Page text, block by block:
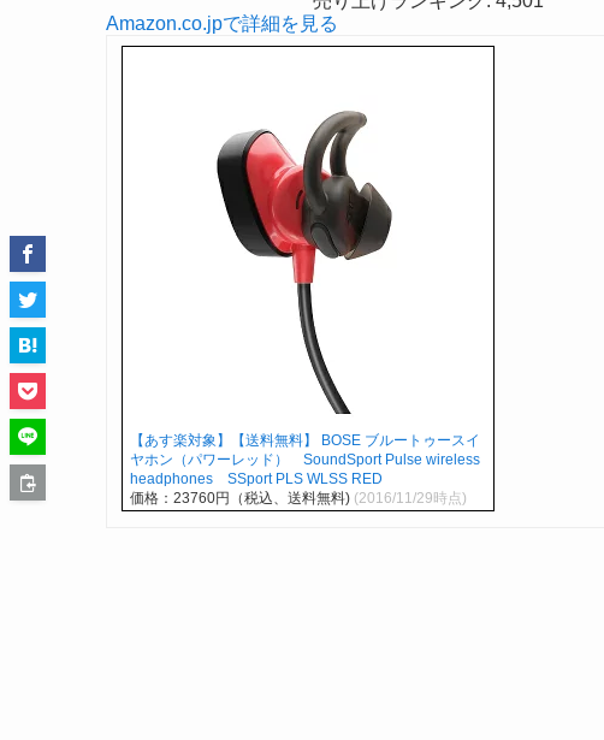
Amazon.co.jpで詳細を見る
【あす楽対象】【送料無料】 BOSE ブルートゥースイ
ヤホン（パワーレッド） SoundSport Pulse wireless
headphones SSport PLS WLSS RED
価格：23760円（税込、送料無料) (2016/11/29時点)